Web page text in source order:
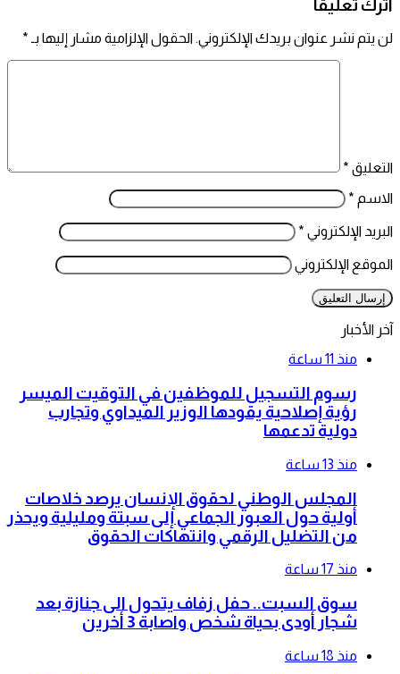
اترك تعليقاً
لن يتم نشر عنوان بريدك الإلكتروني.الحقول الإلزامية مشار إليها بـ *
التعليق *
الاسم *
البريد الإلكتروني *
الموقع الإلكتروني
آخر الأخبار
منذ 11 ساعة
رسوم التسجيل للموظفين في التوقيت الميسر
رؤية إصلاحية يقودها الوزير الميداوي وتجارب
دولية تدعمها
منذ 13 ساعة
المجلس الوطني لحقوق الإنسان يرصد خلاصات
أولية حول العبور الجماعي إلى سبتة ومليلية ويحذر
من التضليل الرقمي وانتهاكات الحقوق
منذ 17 ساعة
سوق السبت.. حفل زفاف يتحول الى جنازة بعد
شجار أودى بحياة شخص واصابة 3 أخرين
منذ 18 ساعة